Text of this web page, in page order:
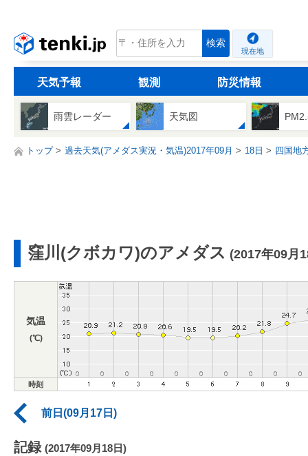
tenki.jp 検索
現在地
天気予報 観測 防災情報
雨雲レーダー 天気図
トップ 過去天気(アメダス実況・気温)2017年09月 18日 四国地
窪川(クボカワ)のアメダス (2017年09月
気温
(℃)
時刻
前日(09月17日)
記録 (2017年09月18日)